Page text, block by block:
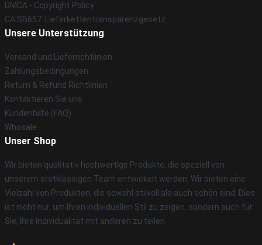
DMCA - Copyright Policy
CA SB657: Lieferkettentransparenzgesetz
Unsere Unterstützung
Versand und Lieferrichtlinien
Zahlungsbedingungen
Return & Refund Richtlinien
Kontaktieren Sie uns
Kundenhilfe (FAQ)
Whosale
Unser Shop
Wir bieten qualitativ hochwertige Produkte, die speziell von
unserem erstklassigen Team entwickelt werden. Wir bieten eine
Vielzahl von Produkten, die sowohl stilvoll als auch schön sind. Dies
ist nicht nur, um Ihren individuellen Stil zu zeigen, sondern auch für
Sie, Ihre Individualität mit anderen zu teilen.